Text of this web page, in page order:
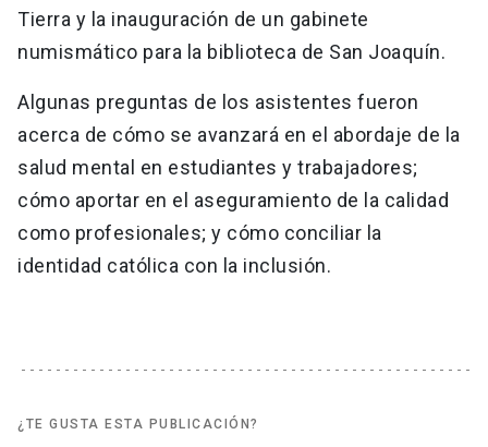
Tierra y la inauguración de un gabinete
numismático para la biblioteca de San Joaquín.
Algunas preguntas de los asistentes fueron
acerca de cómo se avanzará en el abordaje de la
salud mental en estudiantes y trabajadores;
cómo aportar en el aseguramiento de la calidad
como profesionales; y cómo conciliar la
identidad católica con la inclusión.
¿TE GUSTA ESTA PUBLICACIÓN?